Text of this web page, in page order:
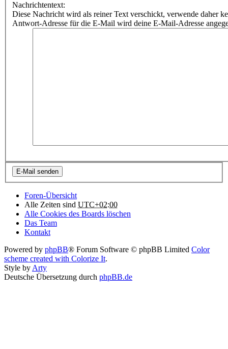
Nachrichtentext:
Diese Nachricht wird als reiner Text verschickt, verwende daher
Antwort-Adresse für die E-Mail wird deine E-Mail-Adresse
Foren-Übersicht
Alle Zeiten sind UTC+02:00
Alle Cookies des Boards löschen
Das Team
Kontakt
Powered by phpBB® Forum Software © phpBB Limited Color
scheme created with Colorize It.
Style by Arty
Deutsche Übersetzung durch phpBB.de